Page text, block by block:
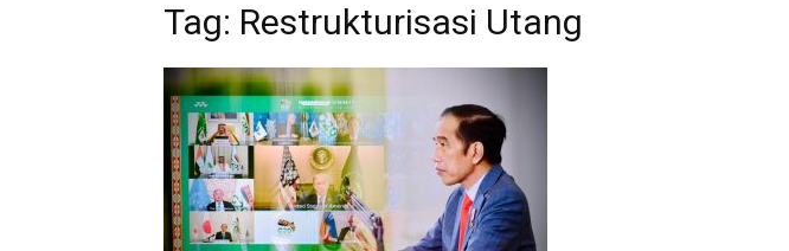
Tag: Restrukturisasi Utang